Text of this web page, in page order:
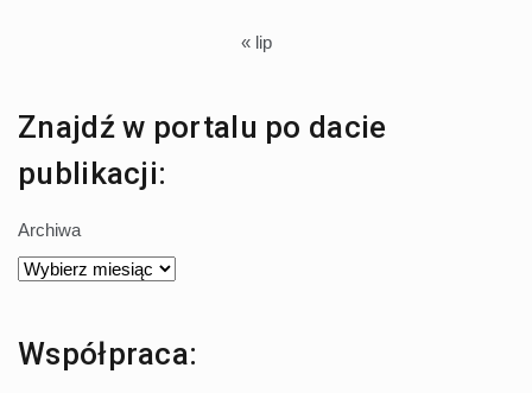
« lip
Znajdź w portalu po dacie
publikacji:
Archiwa
Współpraca: